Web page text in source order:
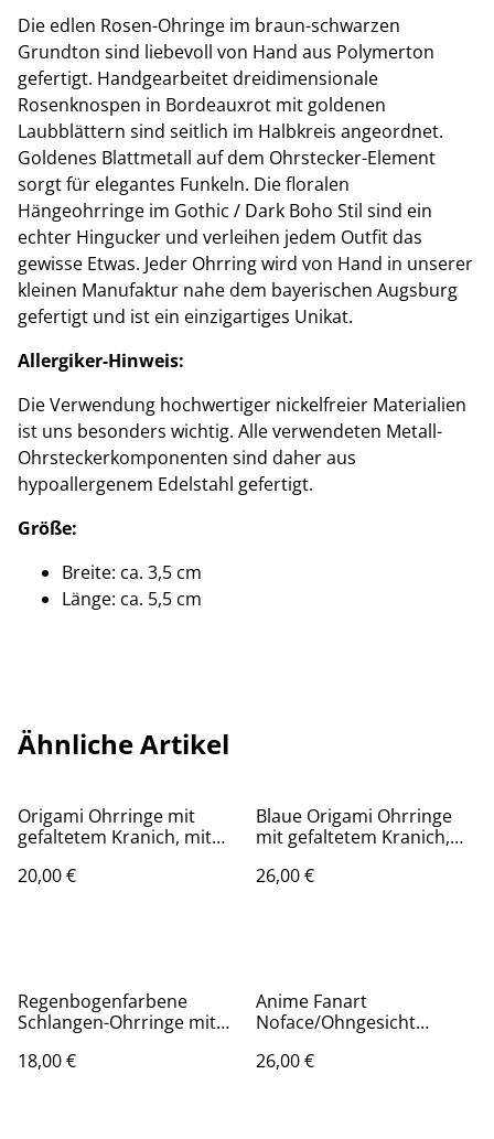
Die edlen Rosen-Ohringe im braun-schwarzen
Grundton sind liebevoll von Hand aus Polymerton
gefertigt. Handgearbeitet dreidimensionale
Rosenknospen in Bordeauxrot mit goldenen
Laubblättern sind seitlich im Halbkreis angeordnet.
Goldenes Blattmetall auf dem Ohrstecker-Element
sorgt für elegantes Funkeln. Die floralen
Hängeohrringe im Gothic / Dark Boho Stil sind ein
echter Hingucker und verleihen jedem Outfit das
gewisse Etwas. Jeder Ohrring wird von Hand in unserer
kleinen Manufaktur nahe dem bayerischen Augsburg
gefertigt und ist ein einzigartiges Unikat.
Allergiker-Hinweis:
Die Verwendung hochwertiger nickelfreier Materialien
ist uns besonders wichtig. Alle verwendeten Metall-
Ohrsteckerkomponenten sind daher aus
hypoallergenem Edelstahl gefertigt.
Größe:
Breite: ca. 3,5 cm
Länge: ca. 5,5 cm
Ähnliche Artikel
Origami Ohrringe mit
gefaltetem Kranich, mit
goldfarbenem Ohrhänger
20,00 €
Blaue Origami Ohrringe
mit gefaltetem Kranich,
Sterlingsilber
26,00 €
Regenbogenfarbene
Schlangen-Ohrringe mit
Silber
18,00 €
Anime Fanart
Noface/Ohngesicht
hypoallergenem
26,00 €